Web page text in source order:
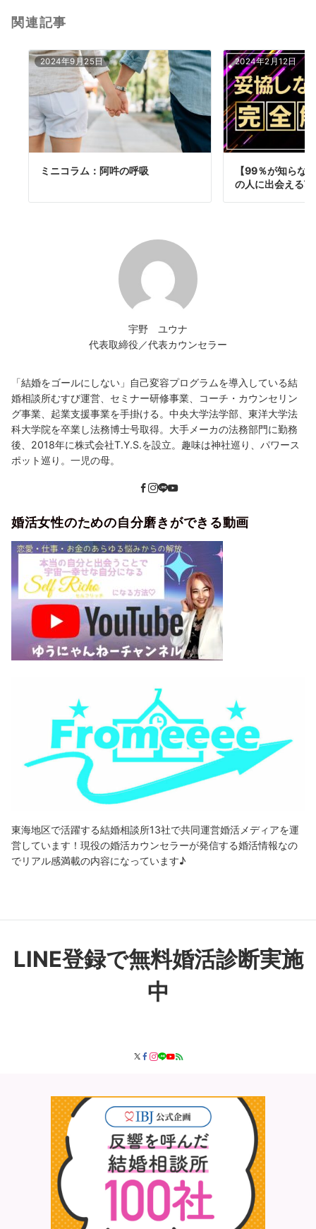
関連記事
2024年9月25日
ミニコラム：阿吽の呼吸
2024年2月12日
【99％が知らな
の人に出会える
宇野 ユウナ
代表取締役／代表カウンセラー
「結婚をゴールにしない」自己変容プログラムを導入している結
婚相談所むすび運営、セミナー研修事業、コーチ・カウンセリン
グ事業、起業支援事業を手掛ける。中央大学法学部、東洋大学法
科大学院を卒業し法務博士号取得。大手メーカの法務部門に勤務
後、2018年に株式会社T.Y.S.を設立。趣味は神社巡り、パワース
ポット巡り。一児の母。
婚活女性のための自分磨きができる動画
東海地区で活躍する結婚相談所13社で共同運営婚活メディアを運
営しています！現役の婚活カウンセラーが発信する婚活情報なの
でリアル感満載の内容になっています♪
LINE登録で無料婚活診断実施
中